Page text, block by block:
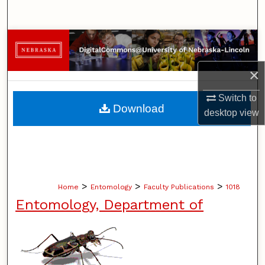
×
Switch to
desktopview
Browse Collections
My Account
About
Home > Entomology > Faculty Publications > 1018
Entomology, Department of
Download